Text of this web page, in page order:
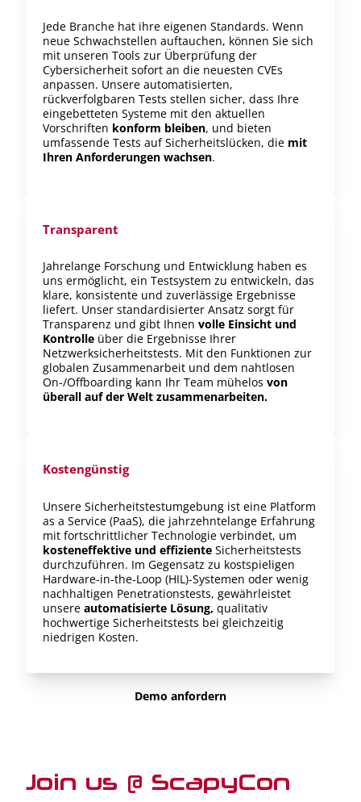
Jede Branche hat ihre eigenen Standards. Wenn
neue Schwachstellen auftauchen, können Sie sich
mit unseren Tools zur Überprüfung der
Cybersicherheit sofortan die neuesten CVEs
anpassen. Unsere automatisierten,
rückverfolgbaren Tests stellen sicher, dass Ihre
eingebetteten Systeme mit den aktuellen
Vorschriften konform bleiben, und bieten
umfassende Tests auf Sicherheitslücken, die mit
Ihren Anforderungen wachsen.
Transparent
Jahrelange Forschung und Entwicklung haben es
uns ermöglicht, ein Testsystem zu entwickeln, das
klare, konsistente und zuverlässige Ergebnisse
liefert. Unser standardisierter Ansatz sorgt für
Transparenz und gibt Ihnenvolle Einsicht und
Kontrolle über die Ergebnisse Ihrer
Netzwerksicherheitstests. Mit den Funktionen zur
globalen Zusammenarbeit und dem nahtlosen
On-/Offboarding kann Ihr Team mühelosvon
überall auf der Welt zusammenarbeiten.
Kostengünstig
Unsere Sicherheitstestumgebung ist eine Platform
as a Service (PaaS), die jahrzehntelange Erfahrung
mit fortschrittlicher Technologie verbindet, um
kosteneffektive und effiziente Sicherheitstests
durchzuführen. Im Gegensatz zu kostspieligen
Hardware-in-the-Loop (HIL)-Systemen oder wenig
nachhaltigen Penetrationstests, gewährleistet
unsereautomatisierte Lösung, qualitativ
hochwertige Sicherheitstests bei gleichzeitig
niedrigen Kosten.
Demo anfordern
Join us @ ScapyCon